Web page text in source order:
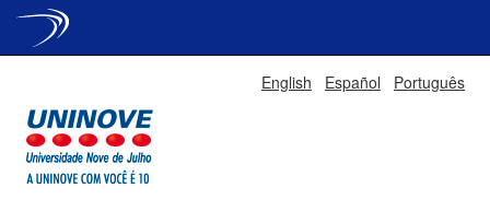
English Español Português